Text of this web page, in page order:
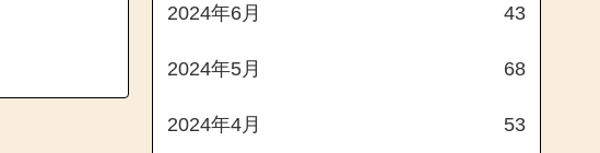
2024年6月 43
2024年5月 68
2024年4月 53